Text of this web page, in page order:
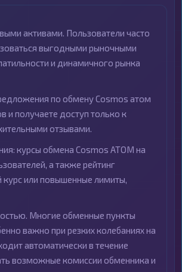
активами. Пользователи часто
выгодными рыночными
и динамичного рынка
по обмену Cosmos атом
и получаете доступ только к
отзывами.
курсы обмена Cosmos ATOM на
а также рейтинг
курс или повышенные лимиты,
Многие обменные пункты
важно при резких колебаниях на
автоматически в течение
возможные комиссии обменника и